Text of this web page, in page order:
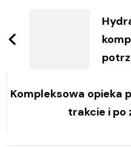
Kompleksowa opieka
trakcie i po